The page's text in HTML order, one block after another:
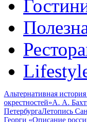
Альтернативная
окрестностей»А. А.
ПетербургаЛетопись
Георги «Описание